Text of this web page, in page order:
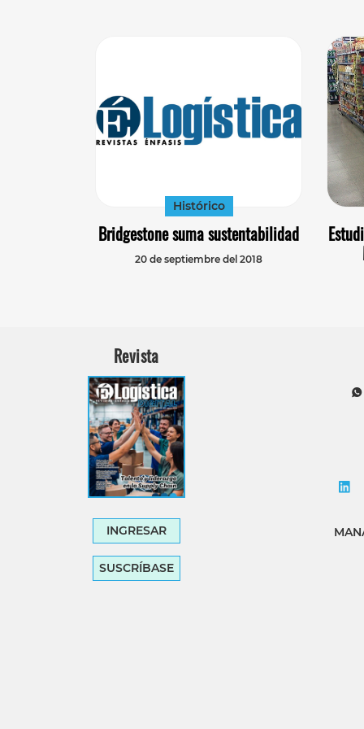
Histórico
Bridgestone suma sustentabilidad
20 de septiembre del 2018
Revista
INGRESAR
SUSCRÍBASE